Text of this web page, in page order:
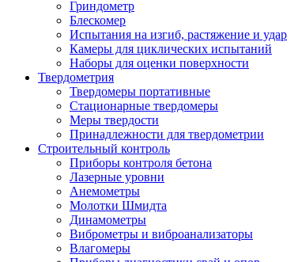
Гриндометр
Блескомер
Испытания на изгиб, растяжение и удар
Камеры для циклических испытаний
Наборы для оценки поверхности
Твердометрия
Твердомеры портативные
Стационарные твердомеры
Меры твердости
Принадлежности для твердометрии
Строительный контроль
Приборы контроля бетона
Лазерные уровни
Анемометры
Молотки Шмидта
Динамометры
Виброметры и виброанализаторы
Влагомеры